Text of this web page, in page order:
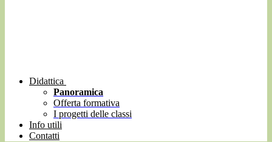
Didattica
Panoramica
Offerta formativa
I progetti delle classi
Info utili
Contatti